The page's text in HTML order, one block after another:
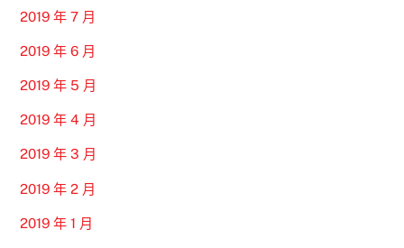
2019 年 7 月
2019 年 6 月
2019 年 5 月
2019 年 4 月
2019 年 3 月
2019 年 2 月
2019 年 1 月